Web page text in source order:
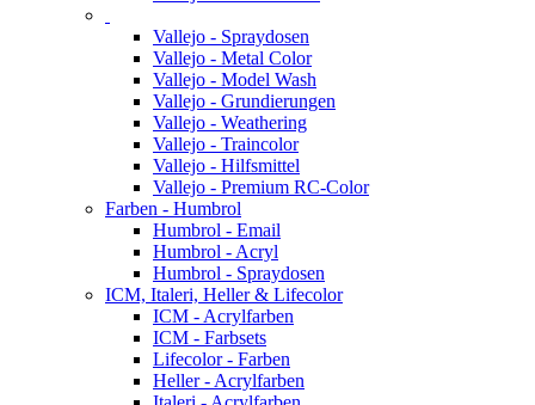
Vallejo - Spraydosen
Vallejo - Metal Color
Vallejo - Model Wash
Vallejo - Grundierungen
Vallejo - Weathering
Vallejo - Traincolor
Vallejo - Hilfsmittel
Vallejo - Premium RC-Color
Farben - Humbrol
Humbrol - Email
Humbrol - Acryl
Humbrol - Spraydosen
ICM, Italeri, Heller & Lifecolor
ICM - Acrylfarben
ICM - Farbsets
Lifecolor - Farben
Heller - Acrylfarben